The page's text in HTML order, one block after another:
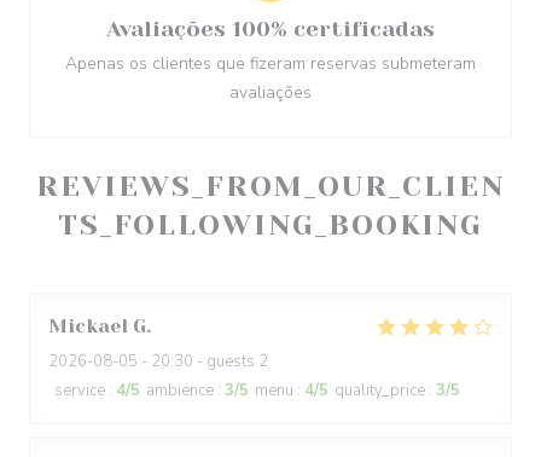
REVIEWS_FROM_OUR_CLIEN
TS_FOLLOWING_BOOKING
Mickael G
2026-08-05 - 20:30 - guests 2
service : 4/5 ambience : 3/5 menu : 4/5 quality_price : 3/5
Avaliações 100% certificadas
Apenas os clientes que fizeram reservas submeteram
avaliações